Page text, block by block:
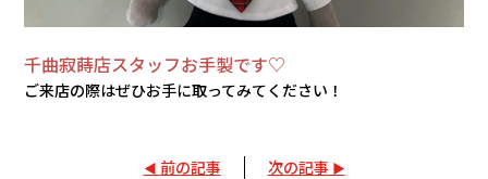
千曲寂蒔店スタッフお手製です♡
ご来店の際はぜひお手に取ってみてください！
前の記事 次の記事